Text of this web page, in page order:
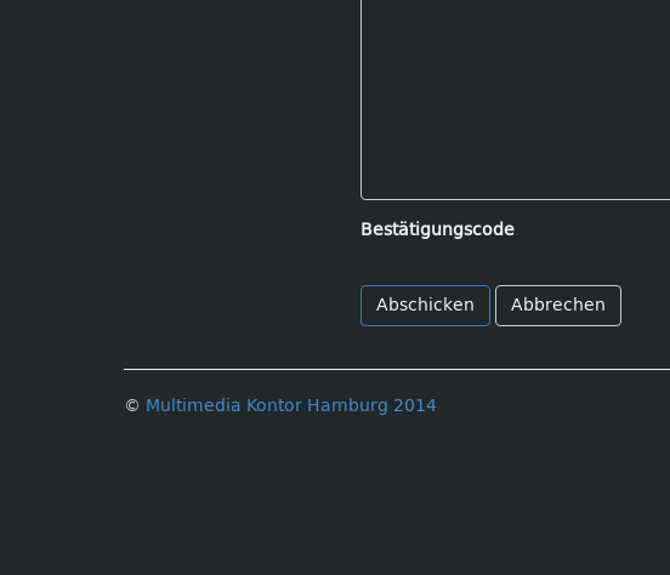
Bestätigungscode
Abbrechen
© Multimedia Kontor Hamburg 2014